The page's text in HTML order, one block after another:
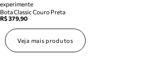
experimente
Bota Classic Couro Preta
R$ 379,90
Veja mais produtos